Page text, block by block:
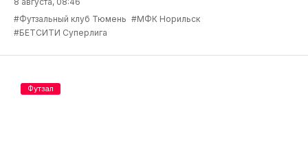
#Футзальный клуб Тюмень #МФК Норильск
#БЕТСИТИ Суперлига
Футзал